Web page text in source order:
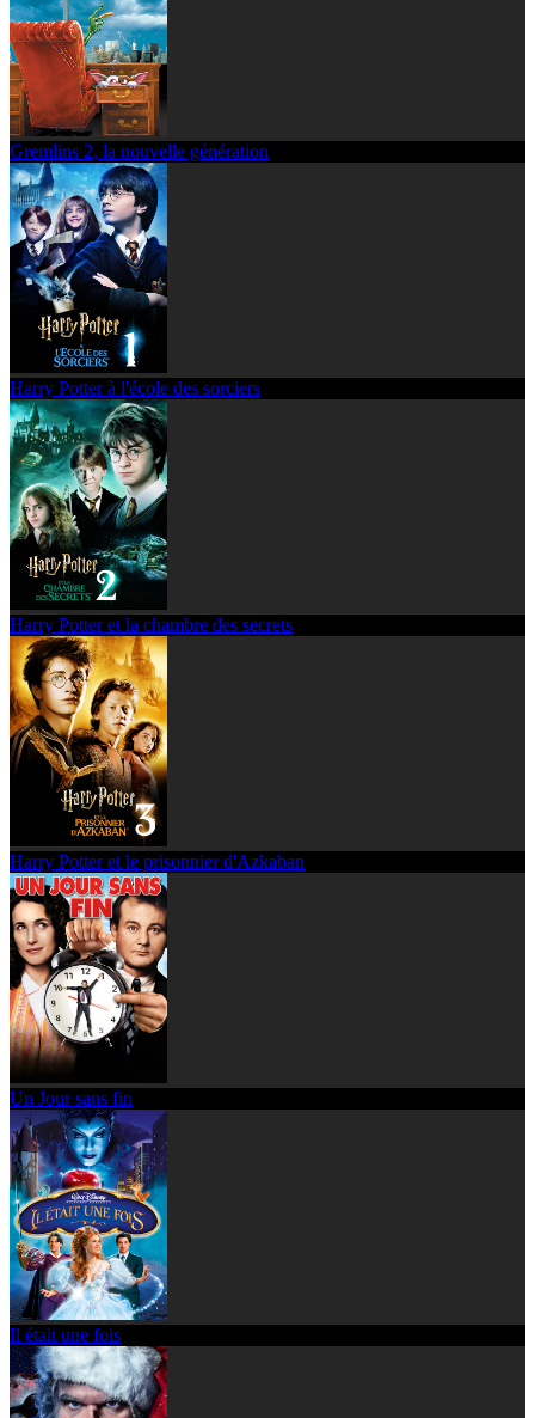
Gremlins 2, la nouvelle génération
Harry Potter à l'école des sorciers
Harry Potter et la chambre des secrets
Harry Potter et le prisonnier d'Azkaban
Un Jour sans fin
Il était une fois